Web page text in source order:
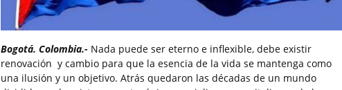
Bogotá. Colombia.- Nada puede ser eterno e inflexible, debe existir
renovación y cambio para que la esencia de la vida se mantenga como
una ilusión y un objetivo. Atrás quedaron las décadas de un mundo